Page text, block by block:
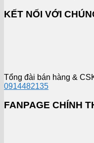
KẾT NỐI VỚI
Tổng đài bán hàng &
0914482135
FANPAGE CHÍNH